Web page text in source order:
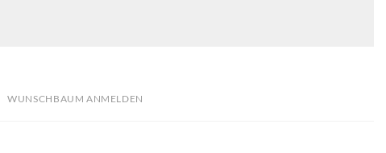
WUNSCHBAUM ANMELDEN